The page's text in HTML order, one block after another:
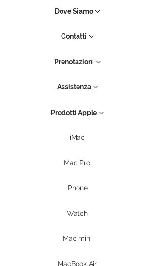
Dove Siamo
Contatti
Prenotazioni
Assistenza
Prodotti Apple
iMac
Mac Pro
iPhone
Watch
Mac mini
MacBook Air